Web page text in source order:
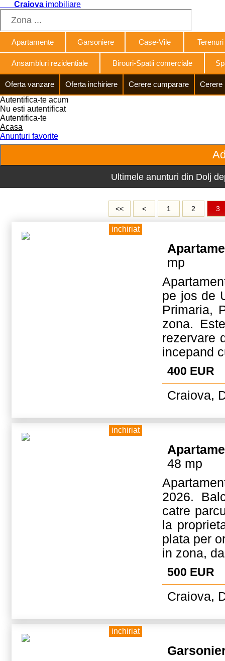
Craiova imobiliare
Apartamente Garsoniere Case-Vile Terenuri
Ansambluri rezidentiale Birouri-Spatii comerciale
Oferta vanzare Oferta inchiriere Cerere cumparare
Cerere
Autentifica-te acum
Nu esti autentificat
Autentifica-te
Acasa
Anunturi favorite
Ultimele anunturi din Dolj
<< < 1 2 3
inchiriat
mp
pe jos de
Primaria,
zona.
rezervare
incepand
400 EUR
Craiova,
inchiriat
48 mp
2026.
catre
la
plata per
in zona,
500 EUR
Craiova,
inchiriat